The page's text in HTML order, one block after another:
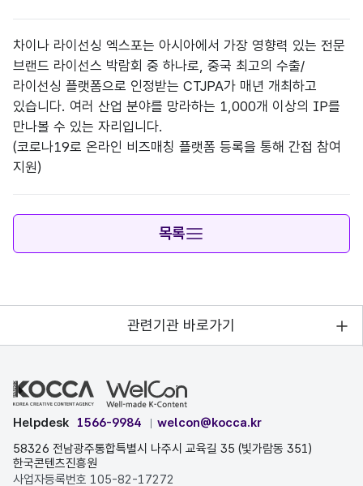
차이나 라이선싱 엑스포는 아시아에서 가장 영향력 있는 전문
브랜드 라이선스 박람회 중 하나로, 중국 최고의 수출/
라이선싱 플랫폼으로 인정받는 CTJPA가 매년 개최하고
있습니다. 여러 산업 분야를 망라하는 1,000개 이상의 IP를
만나볼 수 있는 자리입니다.
(코로나19로 온라인 비즈매칭 플랫폼 등록을 통해 간접 참여
지원)
목록
관련기관 바로가기
Helpdesk 1566-9984
welcon@kocca.kr
58326 전남광주통합특별시 나주시 교육길 35 (빛가람동 351)
한국콘텐츠진흥원
사업자등록번호 105-82-17272